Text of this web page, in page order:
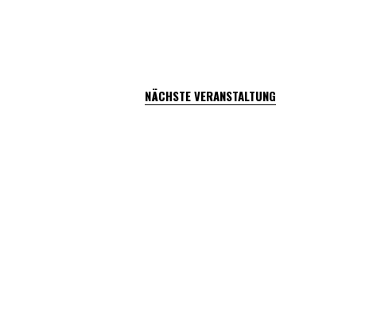
NÄCHSTE VERANSTALTUNG